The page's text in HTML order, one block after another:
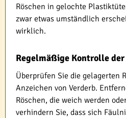
Röschen in gelochte
zwar etwas umständlich
wirklich.
Regelmäßige Kontrolle
Überprüfen Sie die gelagerten
Anzeichen von Verderb.
Röschen, die weich werden
verhindern Sie, dass sich